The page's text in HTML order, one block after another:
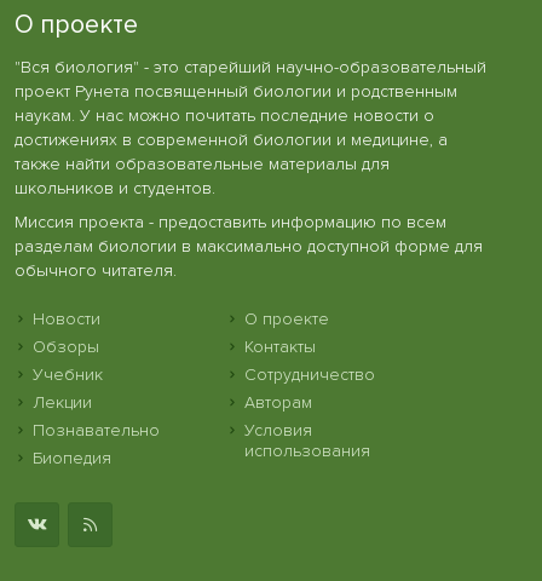
О проекте
"Вся биология" - это старейший научно-образовательный
проект Рунета посвященный биологии и родственным
наукам. У нас можно почитать последние новости о
достижениях в современной биологии и медицине, а
также найти образовательные материалы для
школьников и студентов.
Миссия проекта - предоставить информацию по всем
разделам биологии в максимально доступной форме для
обычного читателя.
Новости
Обзоры
Учебник
Лекции
Познавательно
Биопедия
О проекте
Контакты
Сотрудничество
Авторам
Условия
использования